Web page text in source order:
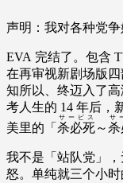
声明：我对各种党争
EVA 完结了。包含
在再审视新剧场版
知所以、终迈入了
考人生的 14 年后，
美里的「 杀必死
サービス
～杀
サ
我不是「站队党」
怒。单纯就三个小